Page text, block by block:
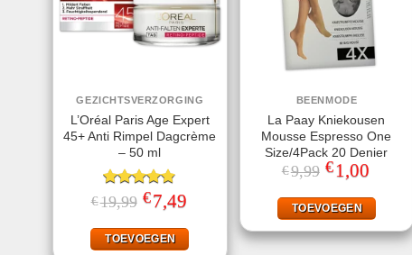
GEZICHTSVERZORGING
L’Oréal Paris Age Expert
45+ Anti Rimpel Dagcrème
– 50 ml
Gewaardeerd
4.80uit 5
€19,99 Oorspronkelijke
prijs
€19,99.
€7,49
€7,49.
TOEVOEGEN
BEENMODE
La Paay Kniekousen
Mousse Espresso One
Size/4Pack 20 Denier
€9,99 Oorspronkelijke
prijs
€9,99.
€ 1,00
€1,00.
TOEVOEGEN